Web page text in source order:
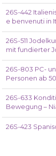
26S-442
e benvenuti in
26S-511
mit fundierter
26S-803 PC-
Personen ab 50
26S-633
Bewegung –
26S-423